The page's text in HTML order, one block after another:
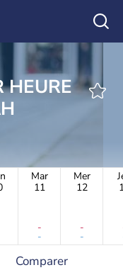
HEURE
Mar
11
-
-
Mer
12
-
-
Comparer